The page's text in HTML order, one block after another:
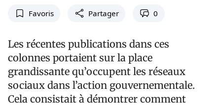
Favoris Partager 0
Les récentes publications dans ces
colonnes portaient sur la place
grandissante qu’occupent les réseaux
sociaux dans l’action gouvernementale.
Cela consistait à démontrer comment